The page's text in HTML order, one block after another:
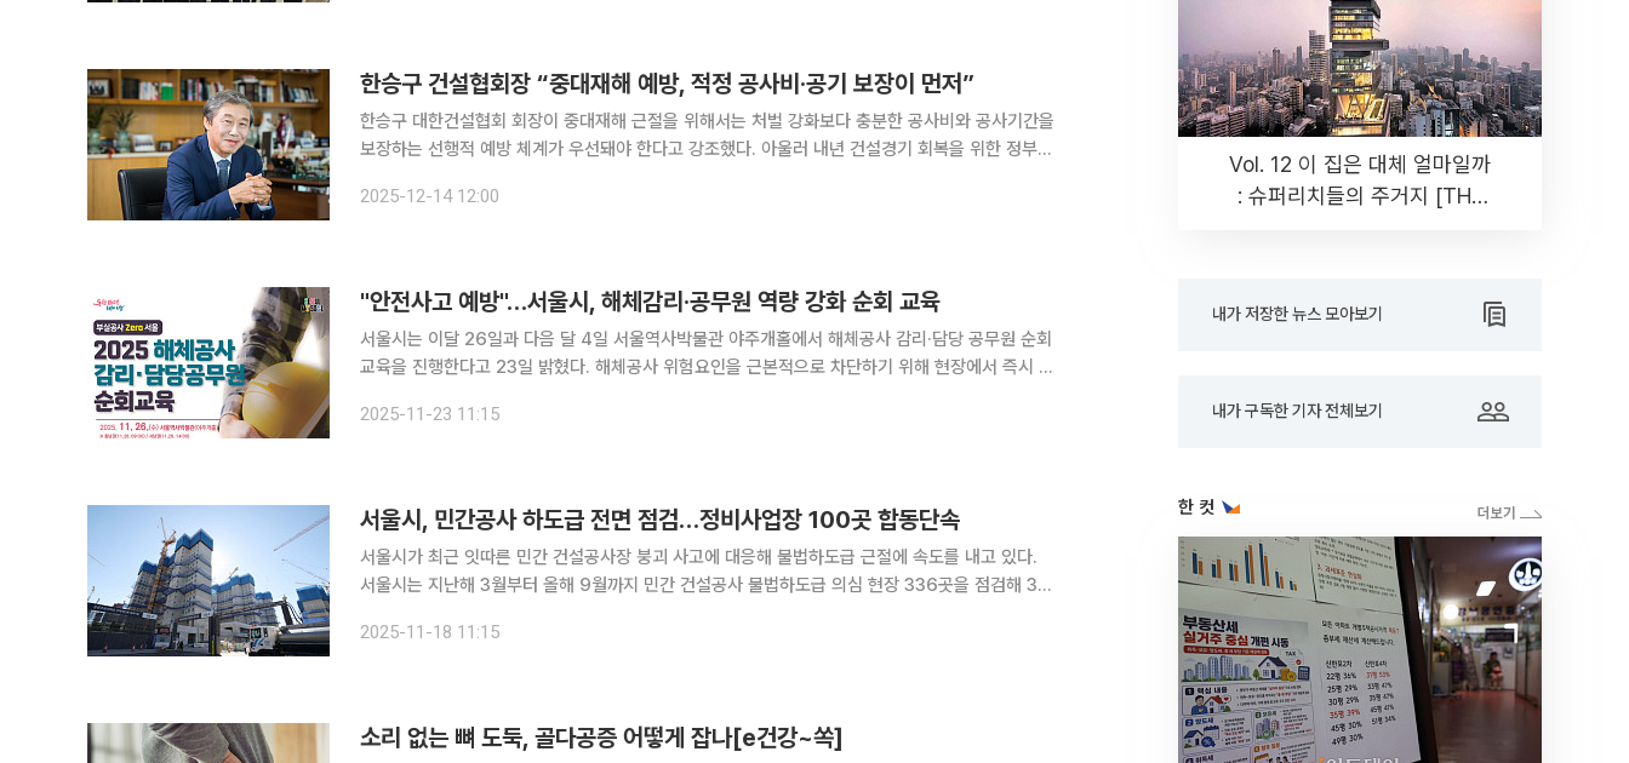
한승구 건설협회장 “중대재해 예방, 적정 공사비·공기 보장이 먼저”
한승구 대한건설협회 회장이 중대재해 근절을 위해서는 처벌 강화보다 충분한 공사비와 공사기간을
보장하는 선행적 예방 체계가 우선돼야 한다고 강조했다. 아울러 내년 건설경기 회복을 위한 정부의
회를 열고 “2020년 이후 공사원가가 급등하면서 공공공사를 중심으로
2025-12-14 12:00
"안전사고 예방"…서울시, 해체감리·공무원 역량 강화 순회 교육
서울시는 이달 26일과 다음 달 4일 서울역사박물관 야주개홀에서 해체공사 감리·담당 공무원 순회
교육을 진행한다고 23일 밝혔다. 해체공사 위험요인을 근본적으로 차단하기 위해 현장에서 즉시 적
2025-11-23 11:15
서울시, 민간공사 하도급 전면 점검…정비사업장 100곳 합동단속
서울시가 최근 잇따른 민간 건설공사장 붕괴 사고에 대응해 불법하도급 근절에 속도를 내고 있다.
서울시는 지난해 3월부터 올해 9월까지 민간 건설공사 불법하도급 의심 현장 336곳을 점검해 38
2025-11-18 11:15
소리 없는 뼈 도둑, 골다공증 어떻게 잡나[e건강~쏙]
Vol. 12 이 집은 대체 얼마일까
: 슈퍼리치들의 주거지 [THE
내가 저장한 뉴스 모아보기
내가 구독한 기자 전체보기
한 컷